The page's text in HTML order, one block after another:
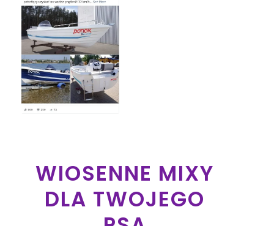
WIOSENNE MIXY
DLA TWOJEGO